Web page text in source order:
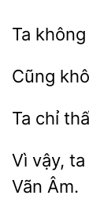
Ta
Vì vậy,
Vãn